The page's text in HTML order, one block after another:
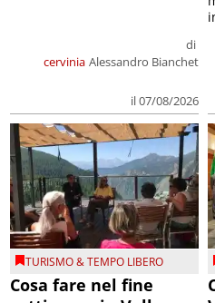
cervinia
di
Alessandro Bianchet
il 07/08/2026
TURISMO & TEMPO LIBERO
Cosa fare nel fine